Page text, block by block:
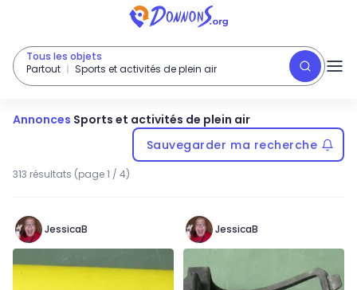
Tous les objets
Partout
Sports et activités de plein air
Annonces Sports et activités de plein air
Sauvegarder ma recherche
313 résultats (page 1 / 4)
JessicaB JessicaB